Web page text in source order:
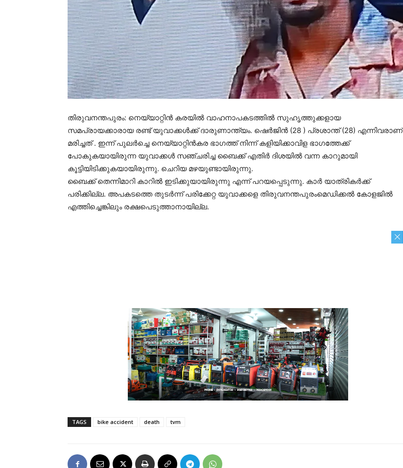
തിരുവനന്തപുരം: നെയ്യാറ്റിൻ കരയിൽ വാഹനാപകടത്തിൽ സുഹൃത്തുക്കളായ
സമപ്രായക്കാരായ രണ്ട് യുവാക്കൾക്ക് ദാരുണാന്ത്യം. ഷെർജിൻ (28 ) പ്രശാന്ത് (28) എന്നിവരാണ്
മരിച്ചത് . ഇന്ന് പുലർച്ചെ നെയ്യാറ്റിൻകര ഭാഗത്ത് നിന്ന് കളിയിക്കാവിള ഭാഗത്തേക്ക്
പോകുകയായിരുന്ന യുവാക്കൾ സഞ്ചരിച്ച ബൈക്ക് എതിർ ദിശയിൽ വന്ന കാറുമായി
കൂട്ടിയിടിക്കുകയായിരുന്നു. ചെറിയ മഴയുണ്ടായിരുന്നു.
ബൈക്ക് തെന്നിമാറി കാറിൽ ഇടിക്കുയായിരുന്നു എന്ന് പറയപ്പെടുന്നു. കാർ യാത്രികർക്ക്
പരിക്കില്ല. അപകടത്തെ തുടർന്ന് പരിക്കേറ്റ യുവാക്കളെ തിരുവനന്തപുരംമെഡിക്കൽ കോളജിൽ
എത്തിച്ചെങ്കിലും രക്ഷപെടുത്താനായില്ല.
TAGS bike accident death tvm